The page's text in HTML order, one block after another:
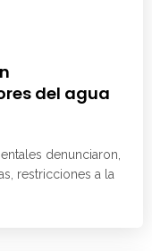
del agua
denunciaron,
restricciones a la